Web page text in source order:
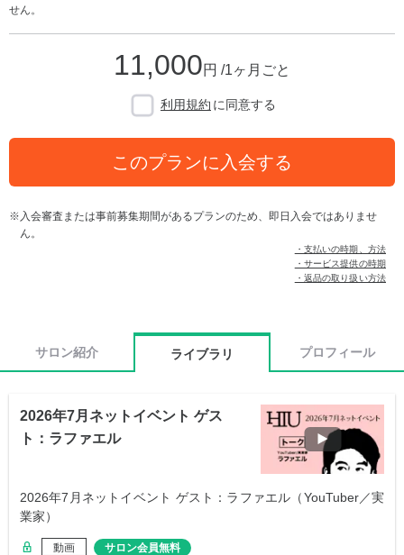
せん。
11,000円 /1ヶ月ごと
利用規約 に同意する
このプランに入会する
入会審査または事前募集期間があるプランのため、即日入会ではありませ
ん。
・支払いの時期、方法
・サービス提供の時期
・返品の取り扱い方法
サロン紹介 ライブラリ プロフィール
2026年7月ネットイベント ゲス
ト：ラファエル
2026年7月ネットイベント ゲスト：ラファエル（YouTuber／実
業家）
動画 サロン会員無料